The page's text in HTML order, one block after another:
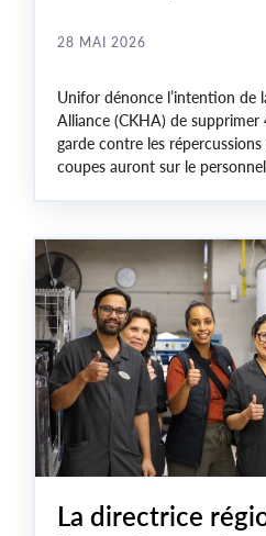
28 MAI 2026
Unifor dénonce l’intention de
Alliance (CKHA) de
garde contre les
coupes auront sur le
La directrice